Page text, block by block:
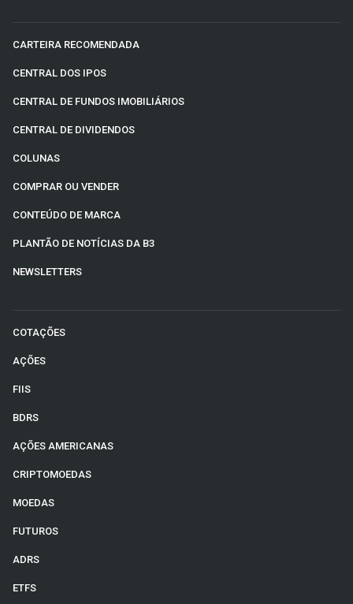
CARTEIRA RECOMENDADA
CENTRAL DOS IPOS
CENTRAL DE FUNDOS IMOBILIÁRIOS
CENTRAL DE DIVIDENDOS
COLUNAS
COMPRAR OU VENDER
CONTEÚDO DE MARCA
PLANTÃO DE NOTÍCIAS DA B3
NEWSLETTERS
COTAÇÕES
AÇÕES
FIIS
BDRS
AÇÕES AMERICANAS
CRIPTOMOEDAS
MOEDAS
FUTUROS
ADRS
ETFS